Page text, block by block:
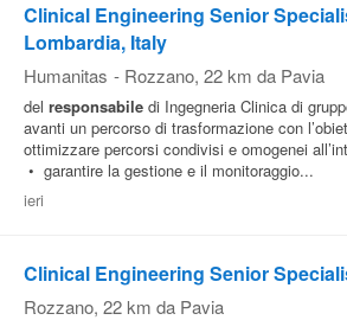
Clinical Engineering Senior
Lombardia, Italy
Humanitas - Rozzano, 22 km da Pavia
del responsabile di Ingegneria Clinica di
avanti un percorso di trasformazione con
ottimizzare percorsi condivisi e omogenei
• garantire la gestione e il monitoraggio...
ieri
Clinical Engineering Senior
Rozzano, 22 km da Pavia